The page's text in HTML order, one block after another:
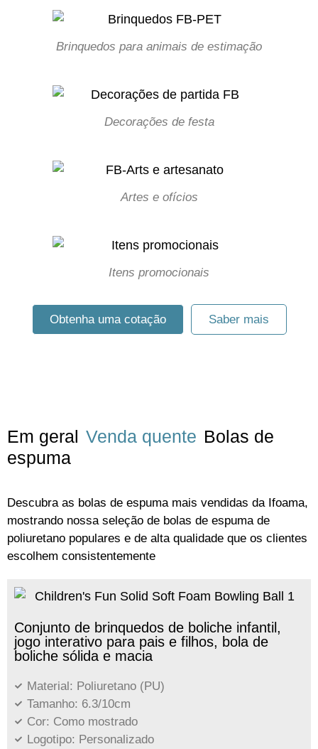
Brinquedos para animais de estimação
Decorações de festa
Artes e ofícios
Itens promocionais
Obtenha uma cotação Saber mais
Em geral Venda quente Bolas de
espuma
Descubra as bolas de espuma mais vendidas da Ifoama,
mostrando nossa seleção de bolas de espuma de
poliuretano populares e de alta qualidade que os clientes
escolhem consistentemente
Conjunto de brinquedos de boliche infantil,
jogo interativo para pais e filhos, bola de
boliche sólida e macia
Material: Poliuretano (PU)
Tamanho: 6.3/10cm
Cor: Como mostrado
Logotipo: Personalizado